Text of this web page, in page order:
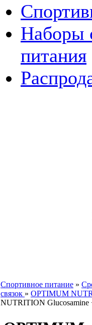
Наборы
питания
Спортивное питание »
связок » OPTIMUM
NUTRITION Glucosamine